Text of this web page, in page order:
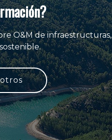
O&M de